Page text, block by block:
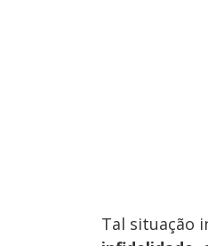
Tal situação